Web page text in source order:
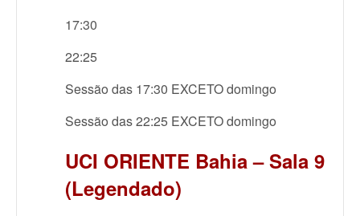
17:30
22:25
Sessão das 17:30 EXCETO domingo
Sessão das 22:25 EXCETO domingo
UCI ORIENTE Bahia – Sala 9
(Legendado)